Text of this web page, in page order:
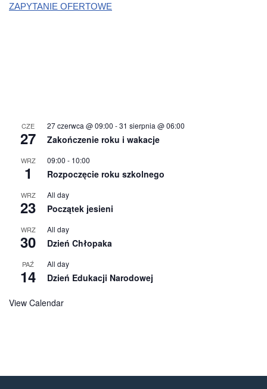
ZAPYTANIE OFERTOWE
CZE
27
27 czerwca @ 09:00 -31 sierpnia @ 06:00
Zakończenie roku i wakacje
WRZ
1
09:00 - 10:00
Rozpoczęcie roku szkolnego
WRZ
23
All day
Początek jesieni
WRZ
30
All day
Dzień Chłopaka
PAŹ
14
All day
Dzień Edukacji Narodowej
View Calendar